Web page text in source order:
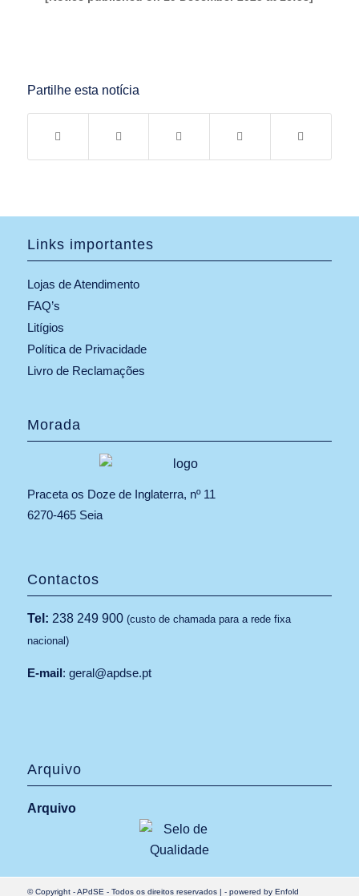
Partilhe esta notícia
Links importantes
Lojas de Atendimento
FAQ’s
Litígios
Política de Privacidade
Livro de Reclamações
Morada
Praceta os Doze de Inglaterra, nº 11
6270-465 Seia
Contactos
Tel: 238 249 900(custo de chamada para a rede fixa
nacional)
E-mail: geral@apdse.pt
Arquivo
Arquivo
© Copyright -APdSE - Todos os direitos reservados | - powered by Enfold